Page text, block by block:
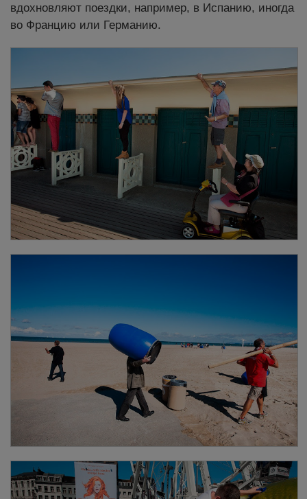
вдохновляют поездки, например, в Испанию, иногда
во Францию или Германию.